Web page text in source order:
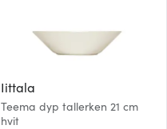
Iittala
Teema dyp tallerken 21 cm
hvit